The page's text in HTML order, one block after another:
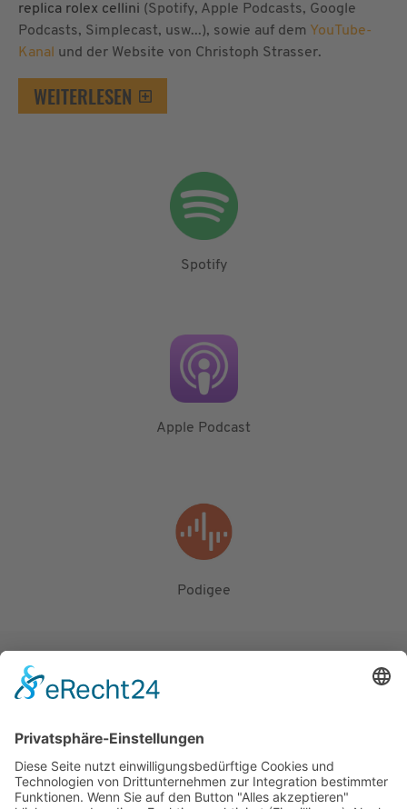
replica rolex cellini (Spotify, Apple Podcasts, Google
Podcasts, Simplecast, usw...), sowie auf dem YouTube-
Kanal und der Website von Christoph Strasser.
WEITERLESEN
Spotify
Apple Podcast
Podigee